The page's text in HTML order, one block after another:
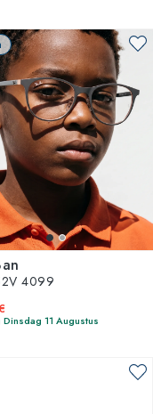
4099
Dinsdag 11 Augustus